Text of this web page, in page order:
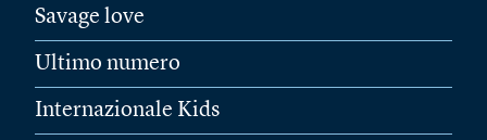
Savage love
Ultimo numero
Internazionale Kids